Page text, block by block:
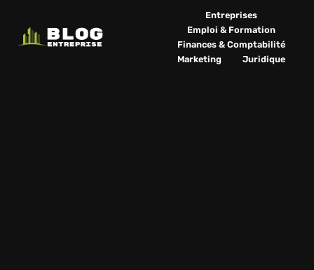
Entreprises
Emploi & Formation
Finances & Comptabilité
Marketing
Juridique